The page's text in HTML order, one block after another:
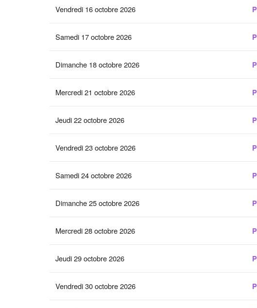
Vendredi 16 octobre 2026
Samedi 17 octobre 2026
Dimanche 18 octobre 2026
Mercredi 21 octobre 2026
Jeudi 22 octobre 2026
Vendredi 23 octobre 2026
Samedi 24 octobre 2026
Dimanche 25 octobre 2026
Mercredi 28 octobre 2026
Jeudi 29 octobre 2026
Vendredi 30 octobre 2026